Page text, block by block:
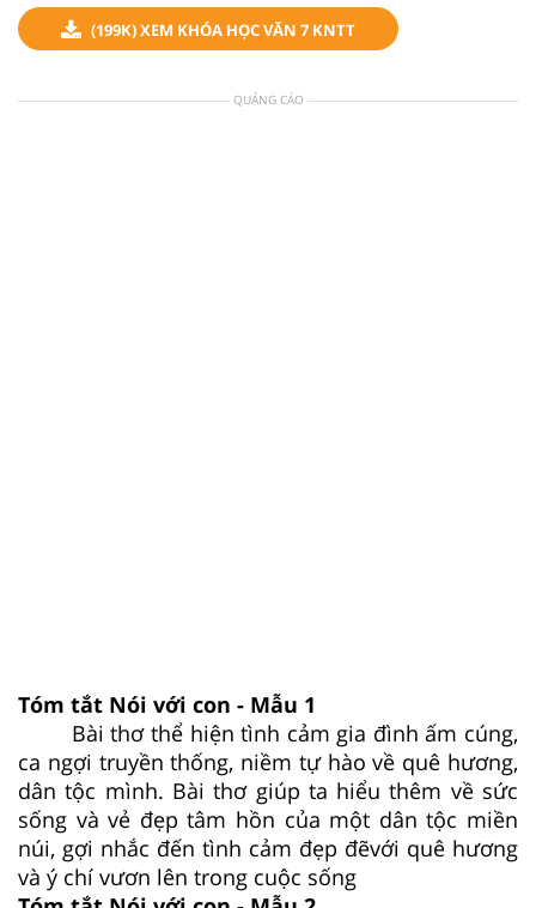
(199K) XEM KHÓA HỌC VĂN 7 KNTT
QUẢNG CÁO
Tóm tắt Nói với con - Mẫu 1
Bài thơ thể hiện tình cảm gia đình ấm cúng,
ca ngợi truyền thống, niềm tự hào về quê hương,
dân tộc mình. Bài thơ giúp ta hiểu thêm về sức
sống và vẻ đẹp tâm hồn của một dân tộc miền
núi, gợi nhắc đến tình cảm đẹp đẽvới quê hương
và ý chí vươn lên trong cuộc sống